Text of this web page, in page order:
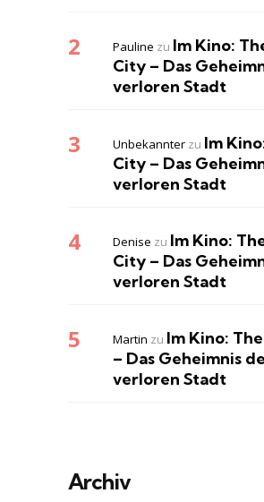
Pauline zu Im Kino:
City – Das
verloren Stadt
Unbekannter zu Im
City – Das
verloren Stadt
Denise zu Im Kino:
City – Das
verloren Stadt
Martin zu Im Kino:
– Das Geheimnis
verloren Stadt
Archiv